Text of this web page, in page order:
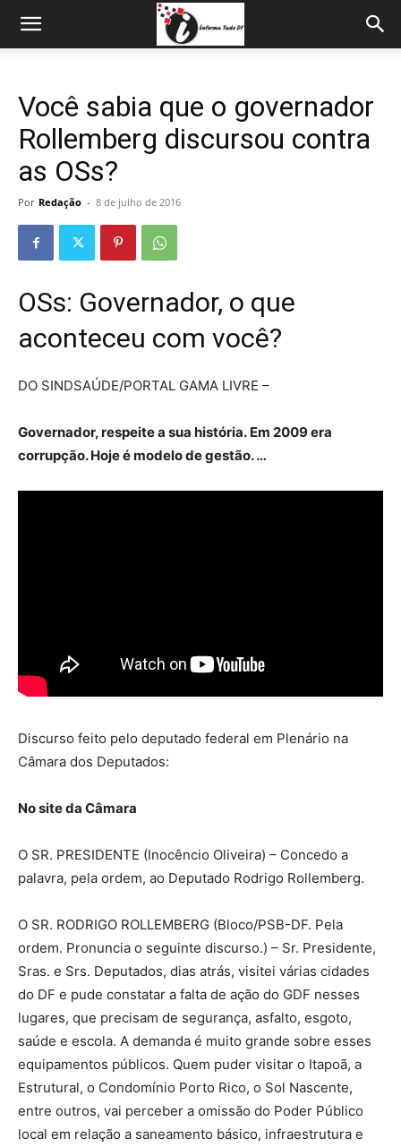
Você sabia que o governador
Rollemberg discursou contra
as OSs?
Por Redação - 8 de julho de 2016
OSs: Governador, o que
aconteceu com você?
DO SINDSAÚDE/PORTAL GAMA LIVRE –
Governador, respeite a sua história. Em 2009 era
corrupção. Hoje é modelo de gestão. …
Discurso feito pelo deputado federal em Plenário na
Câmara dos Deputados:
No site da Câmara
O SR. PRESIDENTE (Inocêncio Oliveira) – Concedo a
palavra, pela ordem, ao Deputado Rodrigo Rollemberg.
O SR. RODRIGO ROLLEMBERG (Bloco/PSB-DF. Pela
ordem. Pronuncia o seguinte discurso.) – Sr. Presidente,
Sras. e Srs. Deputados, dias atrás, visitei várias cidades
do DF e pude constatar a falta de ação do GDF nesses
lugares, que precisam de segurança, asfalto, esgoto,
saúde e escola. A demanda é muito grande sobre esses
equipamentos públicos. Quem puder visitar o Itapoã, a
Estrutural, o Condomínio Porto Rico, o Sol Nascente,
entre outros, vai perceber a omissão do Poder Público
local em relação a saneamento básico, infraestrutura e